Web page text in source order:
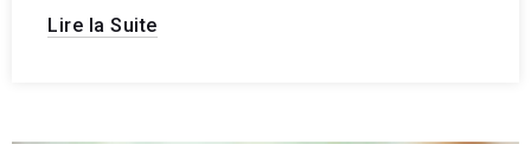
Lire la Suite